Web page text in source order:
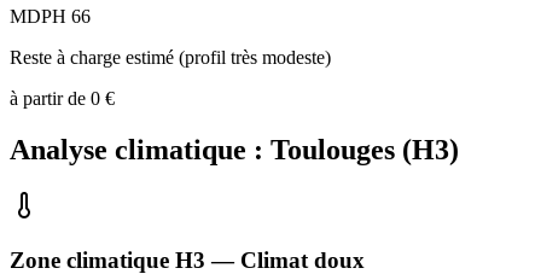
MDPH 66
Reste à charge estimé (profil très modeste)
à partir de 0 €
Analyse climatique : Toulouges (H3)
Zone climatique H3 — Climat doux